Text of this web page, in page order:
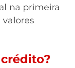
na primeira
valores